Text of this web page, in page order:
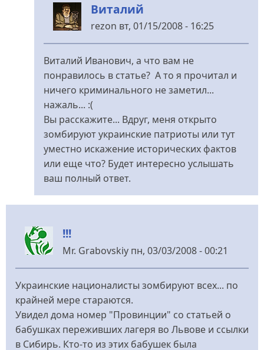
Виталий
rezon вт, 01/15/2008 - 16:25
У
відповідь
статьи
від
Виталий
Иванович
(не
перевірено)
Виталий Иванович, а что вам не
понравилось в статье? А то я прочитал и
ничего криминального не заметил...
нажаль... :(
Вы расскажите... Вдруг, меня открыто
зомбируют украинские патриоты или тут
уместно искажение исторических фактов
или еще что? Будет интересно услышать
ваш полный ответ.
!!!
Mr. Grabovskiy пн, 03/03/2008 - 00:21
Украинские националисты зомбируют всех... по
крайней мере стараются.
Увидел дома номер "Провинции" со статьей о
бабушках переживших лагеря во Львове и ссылки
в Сибирь. Кто-то из этих бабушек была